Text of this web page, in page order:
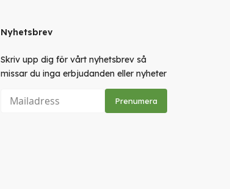
Nyhetsbrev
Skriv upp dig för vårt nyhetsbrev så
missar du inga erbjudanden eller nyheter